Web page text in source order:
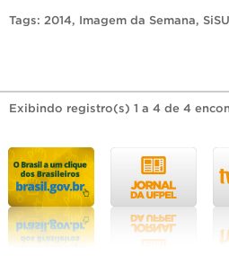
Tags: 2014, Imagem da Semana, SiSU
Exibindo registro(s) 1 a 4 de 4